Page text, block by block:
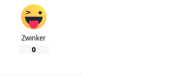
Zwinker
0